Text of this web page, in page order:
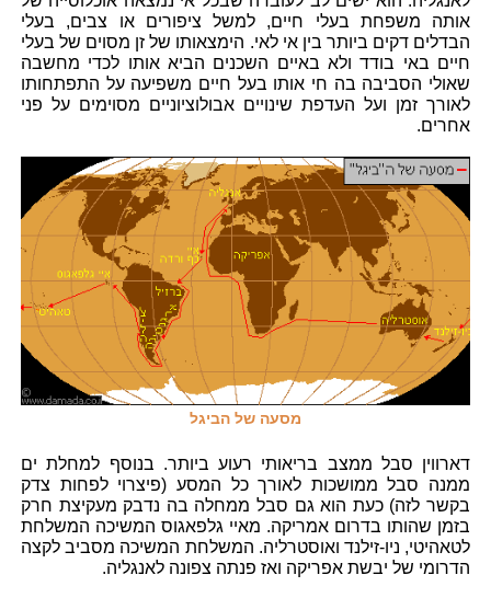
אותה משפחת בעלי חיים, למשל ציפורים או צבים, בעלי
הבדלים דקים ביותר בין אי לאי. הימצאותו של זן מסוים של בעלי
חיים באי בודד ולא באיים השכנים הביא אותו לכדי מחשבה
שאולי הסביבה בה חי אותו בעל חיים משפיעה על התפתחותו
לאורך זמן ועל העדפת שינויים אבולוציוניים מסוימים על פני
אחרים.
מסעה של הביגל
דארווין סבל ממצב בריאותי רעוע ביותר. בנוסף למחלת ים
ממנה סבל ממושכות לאורך כל המסע (פיצרוי לפחות צדק
בקשר לזה) כעת הוא גם סבל ממחלה בה נדבק מעקיצת חרק
בזמן שהותו בדרום אמריקה. מאיי גלפאגוס המשיכה המשלחת
לטאהיטי, ניו-זילנד ואוסטרליה. המשלחת המשיכה מסביב לקצה
הדרומי של יבשת אפריקה ואז פנתה צפונה לאנגליה.